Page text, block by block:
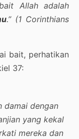
Allah adalah
.” (1 Corinthians
bait, perhatikan
37:
damai dengan
yang kekal
mereka dan